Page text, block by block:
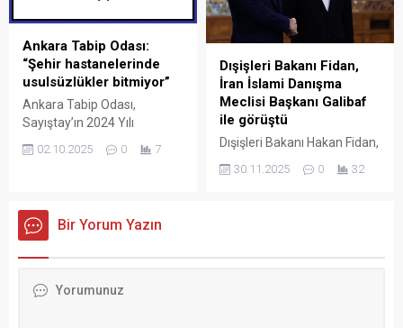
yurttaşların dertlerini dinledi,
partisinin görüşlerini anlattı…
Ziyaret sırasında ANKA’ya
konuşan ve “Eğer bir ülkede
demokrasi zedelenmişse,
bir ülkede hukukun
üstünlüğü ayaklar altına
alınmışsa, bir ülkede adalet
“İlimiz genelinde etkisini
sürdüren kar yağışı,
nedeniyle;
vatandaşlarımızın...
Ankara Tabip Odası:
“Şehir hastanelerinde
usulsüzlükler bitmiyor”
Ankara Tabip Odası,
Sayıştay’ın 2024 Yılı
edilen usulsüzlükler ve
hastanelerinin
kamulaştırılması ve devlet
Ankara Tabip Odası, “Şehir
02.10.2025 0 7
Dışişleri Bakanı Fidan,
İran İslami Danışma
Meclisi Başkanı Galibaf
ile görüştü
Dışişleri Bakanı Hakan Fidan,
Başkanı Muhammed Bager
30.11.2025 0 32
Bir Yorum Yazın